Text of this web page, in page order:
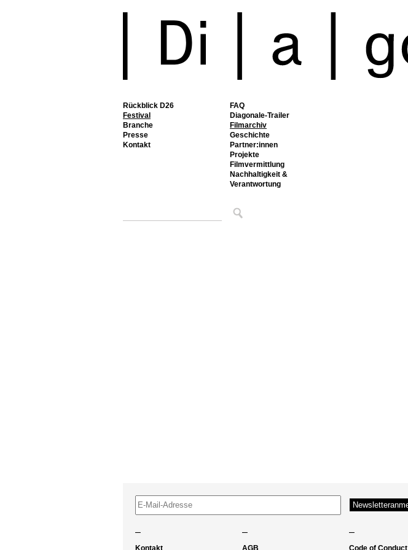
Rückblick D26
Festival
FAQ
Diagonale-Trailer
Filmarchiv
Geschichte
Partner:innen
Projekte
Filmvermittlung
Nachhaltigkeit &
Verantwortung
Branche
Presse
Kontakt
– – –
Kontakt AGB Code of Conduct